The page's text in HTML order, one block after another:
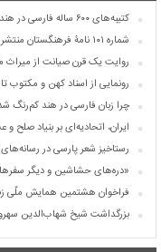
کتیبه‌های ۶۰۰ ساله فارسی در هندوستان
شماره ۱۰۱ نامۀ فرهنگستان منتشر شد
روایت یک قرن صیانت از میراث
رونمایی از اسناد کهن و مکتوب
چرا زبان فارسی در هند کم‌رنگ
ایران، اتحادیه‌ای بر بنیاد
رستاخیز شعر پارسی در
«دره‌های حشاشین و دیگر سفرهای
فراخوان هشتمین همایش ملّی
بزرگداشت شیخ شهاب‌الدین